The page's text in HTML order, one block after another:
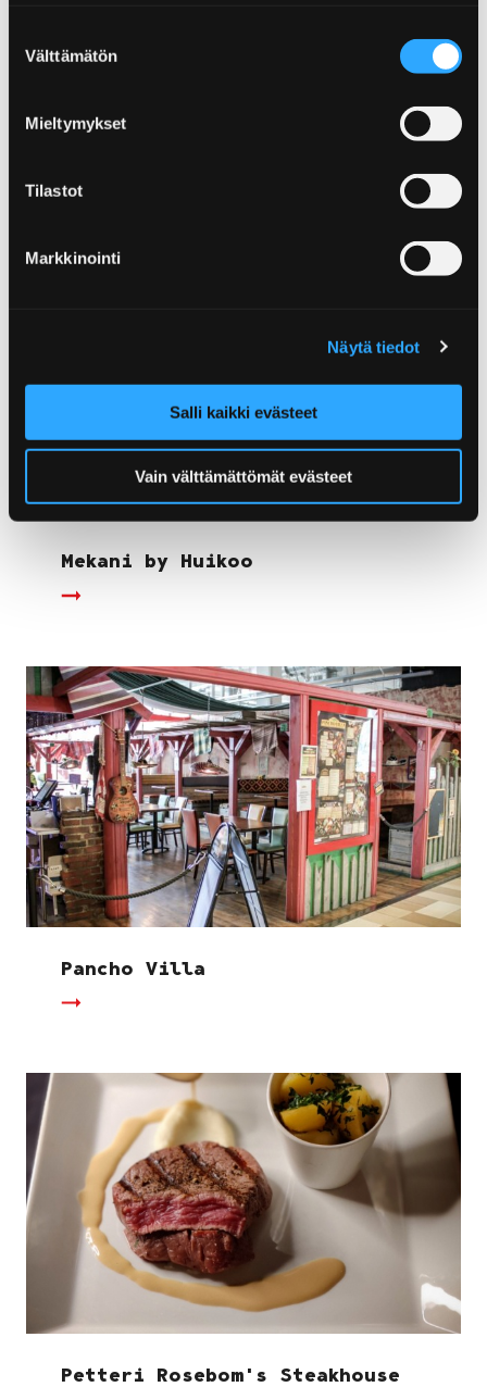
valinta
Välttämätön
Mieltymykset
Tilastot
Markkinointi
Näytä tiedot
Salli kaikki evästeet
Vain välttämättömät evästeet
Mekani by Huikoo
Pancho Villa
Petteri Rosebom's Steakhouse